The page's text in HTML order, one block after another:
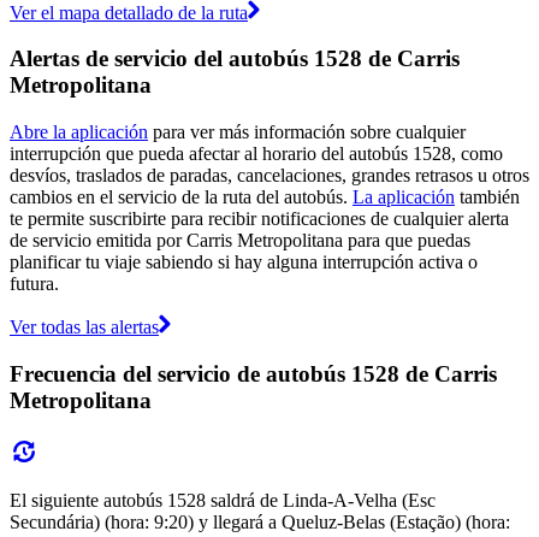
Ver el mapa detallado de la ruta
Alertas de servicio del autobús 1528 de Carris
Metropolitana
Abre la aplicación para ver más información sobre cualquier
interrupción que pueda afectar al horario del autobús 1528, como
desvíos, traslados de paradas, cancelaciones, grandes retrasos u otros
cambios en el servicio de la ruta del autobús. La aplicación también
te permite suscribirte para recibir notificaciones de cualquier alerta
de servicio emitida por Carris Metropolitana para que puedas
planificar tu viaje sabiendo si hay alguna interrupción activa o
futura.
Ver todas las alertas
Frecuencia del servicio de autobús 1528 de Carris
Metropolitana
El siguiente autobús 1528 saldrá de Linda-A-Velha (Esc
Secundária) (hora: 9:20) y llegará a Queluz-Belas (Estação) (hora: